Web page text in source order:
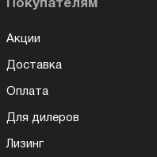
Покупателям
Акции
Доставка
Оплата
Для дилеров
Лизинг